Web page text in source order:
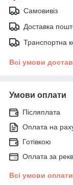
Самовивіз
Доставка
Транспортна
Всі умови
Умови оплати
Післяплата
Оплата на
Готівкою
Оплата за
Всі умови оплати